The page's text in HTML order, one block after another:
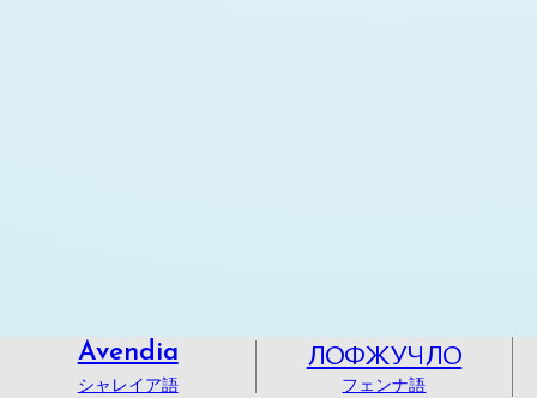
Avendia
シャレイア語
ЛОФЖУЧЛО
フェンナ語